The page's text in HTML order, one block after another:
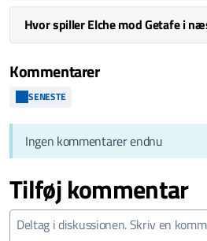
Hvor spiller Elche mod Getafe i
Kommentarer
SENESTE
Ingen kommentarer endnu
Tilføj kommentar